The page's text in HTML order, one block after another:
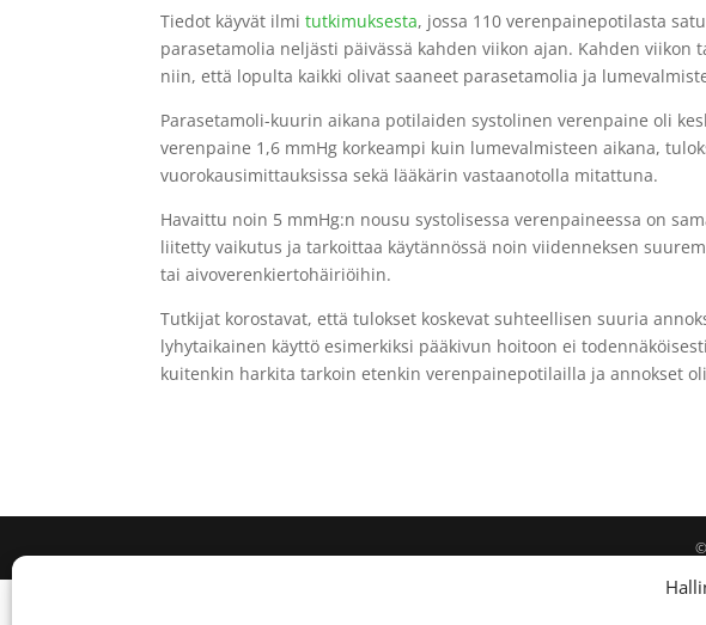
Tiedot käyvät ilmitutkimuksesta, jossa 110 verenpainepotilasta
parasetamolia neljästi päivässä kahden viikon ajan. Kahden
niin, että lopulta kaikki olivat saaneet parasetamolia ja
Parasetamoli-kuurin aikana potilaiden systolinen verenpaine oli
verenpaine 1,6 mmHg korkeampi kuin lumevalmisteen aikana,
vuorokausimittauksissa sekä lääkärin vastaanotolla mitattuna.
Havaittu noin 5 mmHg:n nousu systolisessa verenpaineessa on
liitetty vaikutus ja tarkoittaa käytännössä noin viidenneksen
tai aivoverenkiertohäiriöihin.
Tutkijat korostavat, että tulokset koskevat suhteellisen suuria
lyhytaikainen käyttö esimerkiksi pääkivun hoitoon ei
kuitenkin harkita tarkoin etenkin verenpainepotilailla ja annokset